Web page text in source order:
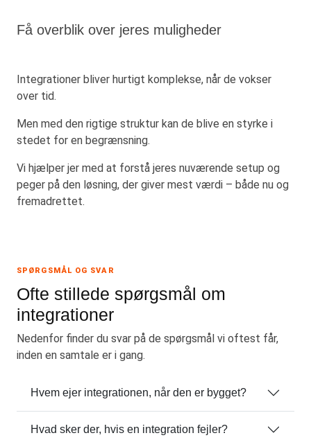
Få overblik over jeres muligheder
Integrationer bliver hurtigt komplekse, når de vokser
over tid.
Men med den rigtige struktur kan de blive en styrke i
stedet for en begrænsning.
Vi hjælper jer med at forstå jeres nuværende setup og
peger på den løsning, der giver mest værdi – både nu og
fremadrettet.
SPØRGSMÅL OG SVAR
Ofte stillede spørgsmål om
integrationer
Nedenfor finder du svar på de spørgsmål vi oftest får,
inden en samtale er i gang.
Hvem ejer integrationen, når den er bygget?
Hvad sker der, hvis en integration fejler?